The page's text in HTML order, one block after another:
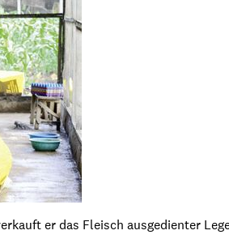
er das Fleisch ausgedienter